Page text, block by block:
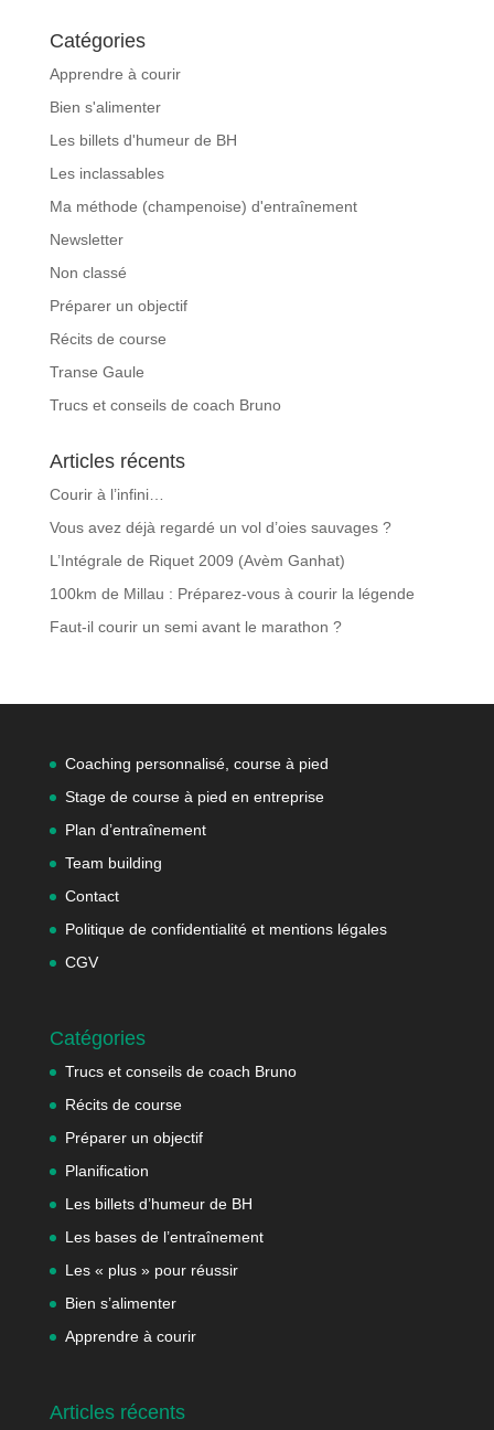
Catégories
Apprendre à courir
Bien s'alimenter
Les billets d'humeur de BH
Les inclassables
Ma méthode (champenoise) d'entraînement
Newsletter
Non classé
Préparer un objectif
Récits de course
Transe Gaule
Trucs et conseils de coach Bruno
Articles récents
Courir à l’infini…
Vous avez déjà regardé un vol d’oies sauvages ?
L’Intégrale de Riquet 2009 (Avèm Ganhat)
100km de Millau : Préparez-vous à courir la légende
Faut-il courir un semi avant le marathon ?
Coaching personnalisé, course à pied
Stage de course à pied en entreprise
Plan d’entraînement
Team building
Contact
Politique de confidentialité et mentions légales
CGV
Catégories
Trucs et conseils de coach Bruno
Récits de course
Préparer un objectif
Planification
Les billets d’humeur de BH
Les bases de l’entraînement
Les « plus » pour réussir
Bien s’alimenter
Apprendre à courir
Articles récents